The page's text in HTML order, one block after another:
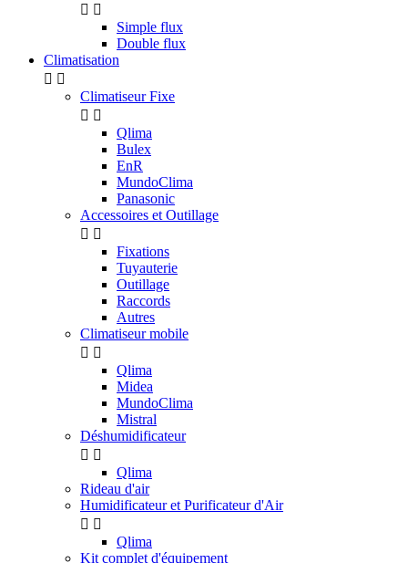
 
Simple flux
Double flux
Climatisation
 
Climatiseur Fixe
 
Qlima
Bulex
EnR
MundoClima
Panasonic
Accessoires et Outillage
 
Fixations
Tuyauterie
Outillage
Raccords
Autres
Climatiseur mobile
 
Qlima
Midea
MundoClima
Mistral
Déshumidificateur
 
Qlima
Rideau d'air
Humidificateur et Purificateur d'Air
 
Qlima
Kit complet d'équipement